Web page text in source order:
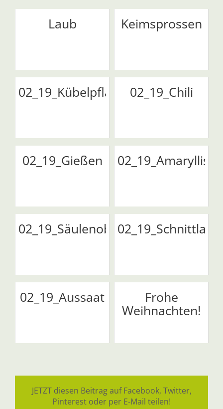
Laub Keimsprossen
02_19_Kübelpflanzen02_19_Chili
02_19_Gießen 02_19_Amaryllis
02_19_Säulenobstbäume
02_19_Aussaat Frohe
Weihnachten!
JETZT diesen Beitrag auf Facebook, Twitter,
Pinterest oder per E-Mail teilen!